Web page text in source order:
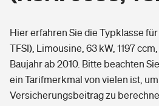
Erwerbsunfähigkeitsversicherung
Grundfähigkeitsversicherung
Arbeitsrechtsschutz
Berufshaftpflichtversicherung
Freizeit
Pri­vate Haft­pflicht­
Gesundheit
Hier erfahren Sie die Typklasse für
TFSI), Limousine, 63 kW, 1197
Baujahr ab 2010. Bitte beachten
ein Tarifmerkmal von vielen ist,
Versicherungsbeitrag zu